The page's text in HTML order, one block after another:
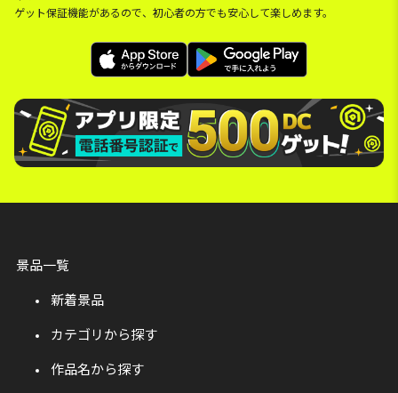
ゲット保証機能があるので、初心者の方でも安心して楽しめます。
景品一覧
新着景品
カテゴリから探す
作品名から探す